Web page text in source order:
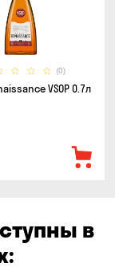
(0)
VSOP 0.7л
в